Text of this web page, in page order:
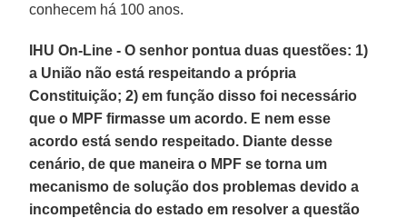
conhecem há 100 anos.
IHU On-Line - O senhor pontua duas questões: 1)
a União não está respeitando a própria
Constituição; 2) em função disso foi necessário
que o MPF firmasse um acordo. E nem esse
acordo está sendo respeitado. Diante desse
cenário, de que maneira o MPF se torna um
mecanismo de solução dos problemas devido a
incompetência do estado em resolver a questão